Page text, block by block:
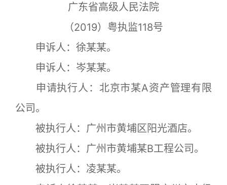
广东省高级人民法院
（2019）粤执监118号
申诉人：徐某某。
申诉人：岑某某。
申请执行人：北京市某A资产管理有限
公司。
被执行人：广州市黄埔区阳光酒店。
被执行人：广州市黄埔某B工程公司。
被执行人：凌某某。